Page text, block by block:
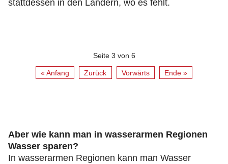
stattdessen in den Ländern, wo es fehlt.
Seite 3 von 6
« Anfang Zurück Vorwärts Ende »
Aber wie kann man in wasserarmen Regionen
Wasser sparen?
In wasserarmen Regionen kann man Wasser